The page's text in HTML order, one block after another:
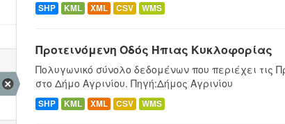
SHP KML XML CSV WMS
Προτεινόμενη Οδός Ήπιας Κυκλοφορίας
Πολυγωνικό σύνολο δεδομένων που περιέχει τις
στο Δήμο Αγρινίου. Πηγή:Δήμος Αγρινίου
SHP KML XML CSV WMS